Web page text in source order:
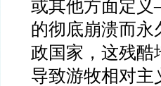
或其他方面定义
的彻底崩溃而永
政国家，这残酷
导致游牧相对主